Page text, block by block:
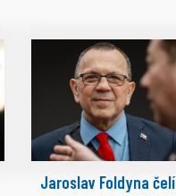
Jaroslav Foldyna čelí